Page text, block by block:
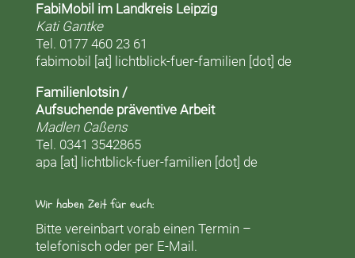
FabiMobil im Landkreis Leipzig
Kati Gantke
Tel. 0177 460 23 61
fabimobil [at] lichtblick-fuer-familien [dot] de
Familienlotsin /
Aufsuchende präventive Arbeit
Madlen Caßens
Tel. 0341 3542865
apa [at] lichtblick-fuer-familien [dot] de
Wir haben Zeit für euch:
Bitte vereinbart vorab einen Termin –
telefonisch oder per E-Mail.